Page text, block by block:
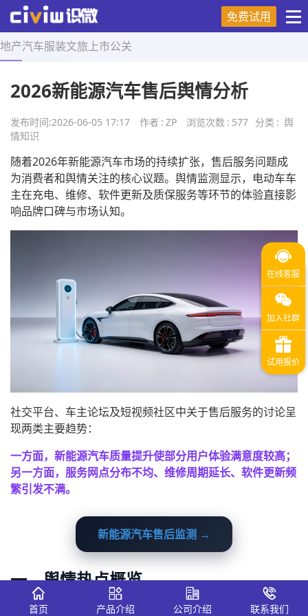
免费试用
地产汽车服装文旅 上市公关
首页 > 舆情知识 > 正文
2026新能源汽车售后舆情分析
发布时间:2026-06-05 17:17 作者 : ZP 浏览次数 : 577 分类 : 舆
情知识
随着2026年新能源汽车市场的持续扩张，售后服务问题成
为消费者和舆情关注的核心议题。舆情监测显示，电动车车
主在充电、维修、软件更新及质保服务等环节的体验直接影
响品牌口碑与市场认知。
社交平台、车主论坛及短视频社区中关于售后服务的讨论呈
现两类主要趋势：
一方面，新能源汽车质量提升使部分用户体验满意度较高；
另一方面，服务网点分布不均、维修周期延长、软件更新频
繁引发不满。
新能源汽车售后监测 →
一、舆情热点概览
监测数据显示，本轮舆情主要关注以下方向：
首页 产品介绍 公司介绍 联系我们